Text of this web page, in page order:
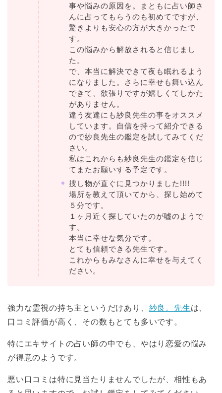
事や悩みの原因を。まともに占い師さ
んに占ってもらうのも初めてですが、
驚きよりも安心の方が大きかったで
す。
この悩みから解放されると信じまし
た。
で、本当に解決できて夜も眠れるよう
になりました。さらに幸せも舞い込ん
できて、欲張りですが嬉しくてしかた
がありません。
違う友達にも紗良先生の事をオススメ
しています。自信を持って紹介できる
ので紗良先生の鑑定を試してみてくだ
さい。
私はこれからも紗良先生の鑑定を信じ
てまたお願いする予定です。
捜し物が直ぐに見つかりました!!!!
場所を教えて頂いてから、探し始めて
５分です。
１ヶ月近く探していたのが嘘のようで
す。
本当に幸せな気分です。
とても信頼できる先生です。
これからもみなさんに幸せを与えてく
ださい。
強力な霊視の持ち主というだけあり、 紗良。先生は、
口コミ評価が高く、その数もとても多いです。
特にエキサイトの占い師の中でも、やはり恋愛の悩み
が得意のようです。
悪い口コミは特に見当たりませんでしたが、相性もあ